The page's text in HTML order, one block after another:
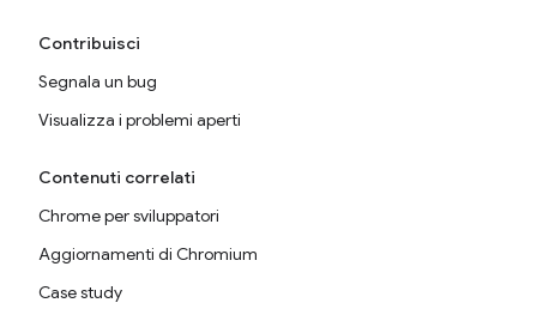
Contribuisci
Segnala un bug
Visualizza i problemi aperti
Contenuti correlati
Chrome per sviluppatori
Aggiornamenti di Chromium
Case study